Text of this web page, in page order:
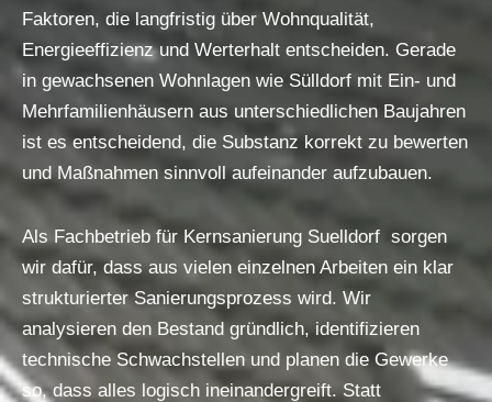
Faktoren, die langfristig über Wohnqualität,
Energieeffizienz und Werterhalt entscheiden. Gerade
in gewachsenen Wohnlagen wie Sülldorf mit Ein- und
Mehrfamilienhäusern aus unterschiedlichen Baujahren
ist es entscheidend, die Substanz korrekt zu bewerten
und Maßnahmen sinnvoll aufeinander aufzubauen.
Als Fachbetrieb für Kernsanierung Suelldorf sorgen
wir dafür, dass aus vielen einzelnen Arbeiten ein klar
strukturierter Sanierungsprozess wird. Wir
analysieren den Bestand gründlich, identifizieren
technische Schwachstellen und planen die Gewerke
so, dass alles logisch ineinandergreift. Statt